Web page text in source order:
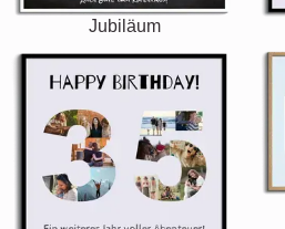
Jubiläum